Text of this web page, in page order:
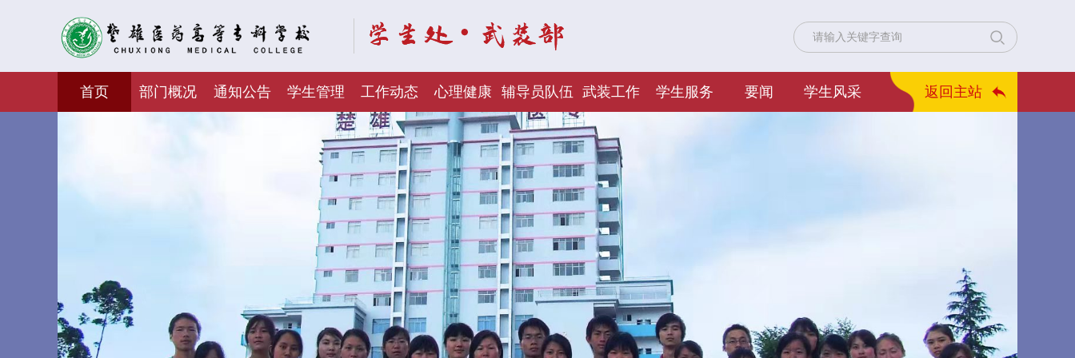
返回主站
首页 部门概况 通知公告 学生管理 工作动态 心理健康 辅导员队伍 武装工作 学生服务 要闻 学生风采